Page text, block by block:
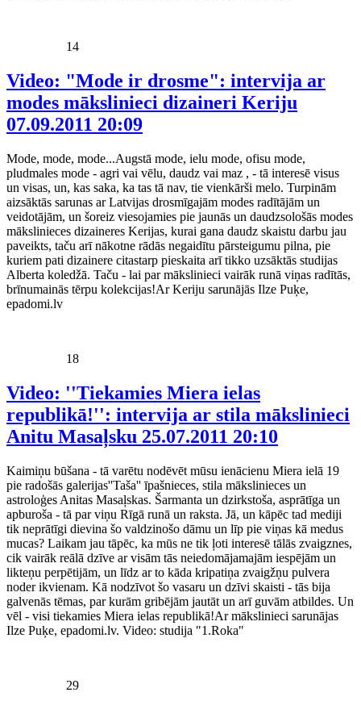
14
Video: "Mode ir drosme": intervija ar
modes mākslinieci dizaineri Keriju
07.09.2011 20:09
Mode, mode, mode...Augstā mode, ielu mode, ofisu mode,
pludmales mode - agri vai vēlu, daudz vai maz , - tā interesē visus
un visas, un, kas saka, ka tas tā nav, tie vienkārši melo. Turpinām
aizsāktās sarunas ar Latvijas drosmīgajām modes radītājām un
veidotājām, un šoreiz viesojamies pie jaunās un daudzsološās modes
mākslinieces dizaineres Kerijas, kurai gana daudz skaistu darbu jau
paveikts, taču arī nākotne rādās negaidītu pārsteigumu pilna, pie
kuriem pati dizainere citastarp pieskaita arī tikko uzsāktās studijas
Alberta koledžā. Taču - lai par mākslinieci vairāk runā viņas radītās,
brīnumainās tērpu kolekcijas!Ar Keriju sarunājās Ilze Puķe,
epadomi.lv
18
Video: ''Tiekamies Miera ielas
republikā!'': intervija ar stila mākslinieci
Anitu Masaļsku 25.07.2011 20:10
Kaimiņu būšana - tā varētu nodēvēt mūsu ienācienu Miera ielā 19
pie radošās galerijas''Taša'' īpašnieces, stila mākslinieces un
astroloģes Anitas Masaļskas. Šarmanta un dzirkstoša, asprātīga un
apburoša - tā par viņu Rīgā runā un raksta. Jā, un kāpēc tad mediji
tik neprātīgi dievina šo valdzinošo dāmu un līp pie viņas kā medus
mucas? Laikam jau tāpēc, ka mūs ne tik ļoti interesē tālās zvaigznes,
cik vairāk reālā dzīve ar visām tās neiedomājamajām iespējām un
likteņu perpētijām, un līdz ar to kāda kripatiņa zvaigžņu pulvera
noder ikvienam. Kā nodzīvot šo vasaru un dzīvi skaisti - tās bija
galvenās tēmas, par kurām gribējām jautāt un arī guvām atbildes. Un
vēl - visi tiekamies Miera ielas republikā!Ar mākslinieci sarunājas
Ilze Puķe, epadomi.lv. Video: studija "1.Roka"
29